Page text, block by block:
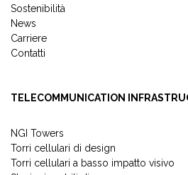
Sostenibilità
News
Carriere
Contatti
TELECOMMUNICATION
NGI Towers
Torri cellulari di design
Torri cellulari a basso impatto visivo